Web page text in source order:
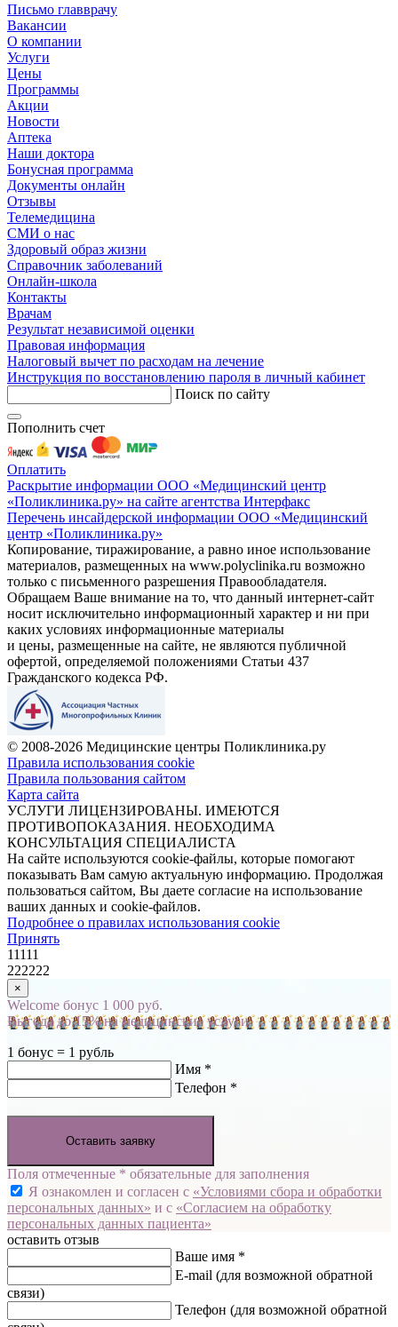
Письмо главврачу
Вакансии
О компании
Услуги
Цены
Программы
Акции
Новости
Аптека
Наши доктора
Бонусная программа
Документы онлайн
Отзывы
Телемедицина
СМИ о нас
Здоровый образ жизни
Справочник заболеваний
Онлайн-школа
Контакты
Врачам
Результат независимой оценки
Правовая информация
Налоговый вычет по расходам на лечение
Инструкция по восстановлению пароля в личный кабинет
Поиск по сайту
Пополнить счет
Оплатить
Раскрытие информации ООО «Медицинский центр
«Поликлиника.ру» на сайте агентства Интерфакс
Перечень инсайдерской информации ООО «Медицинский
центр «Поликлиника.ру»
Копирование, тиражирование, а равно иное использование
материалов, размещенных на www.polyclinika.ru возможно
только с письменного разрешения Правообладателя.
Обращаем Ваше внимание на то, что данный интернет-сайт
носит исключительно информационный характер и ни при
каких условиях информационные материалы
и цены, размещенные на сайте, не являются публичной
офертой, определяемой положениями Статьи 437
Гражданского кодекса РФ.
© 2008-2026 Медицинские центры Поликлиника.ру
Правила использования cookie
Правила пользования сайтом
Карта сайта
УСЛУГИ ЛИЦЕНЗИРОВАНЫ. ИМЕЮТСЯ
ПРОТИВОПОКАЗАНИЯ. НЕОБХОДИМА
КОНСУЛЬТАЦИЯ СПЕЦИАЛИСТА
На сайте используются cookie-файлы, которые помогают
показывать Вам самую актуальную информацию. Продолжая
пользоваться сайтом, Вы даете согласие на использование
ваших данных и cookie-файлов.
Подробнее о правилах использования cookie
Принять
11111
222222
×
Welcome бонус 1 000 руб.
Выгода до 15% на медицинские услуги
1 бонус = 1 рубль
Имя *
Телефон *
Оставить заявку
Поля отмеченные * обязательные для заполнения
Я ознакомлен и согласен с «Условиями сбора и обработки
персональных данных» и с «Согласием на обработку
персональных данных пациента»
оставить отзыв
Ваше имя *
E-mail (для возможной обратной
связи)
Телефон (для возможной обратной